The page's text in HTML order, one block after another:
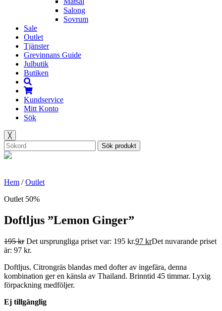
Salong
Sovrum
Sale
Outlet
Tjänster
Grevinnans Guide
Julbutik
Butiken
Kundservice
Mitt Konto
Sök
╳
Sök produkt
Hem /Outlet
Outlet 50%
Doftljus ”Lemon Ginger”
195kr Det ursprungliga priset var: 195 kr.97 krDet nuvarande priset
är: 97 kr.
Doftljus. Citrongräs blandas med dofter av ingefära, denna
kombination ger en känsla av Thailand. Brinntid 45 timmar. Lyxig
förpackning medföljer.
Ej tillgänglig